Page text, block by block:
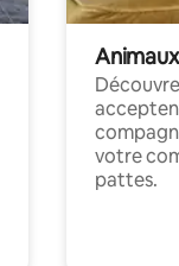
votre
pattes.